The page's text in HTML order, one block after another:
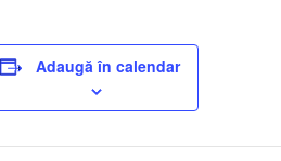
Adaugă în calendar